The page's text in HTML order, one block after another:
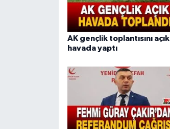
AK gençlik toplantısını açık
havada yaptı